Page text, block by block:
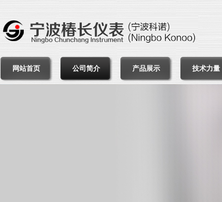
网站首页 公司简介 产品展示 技术力量